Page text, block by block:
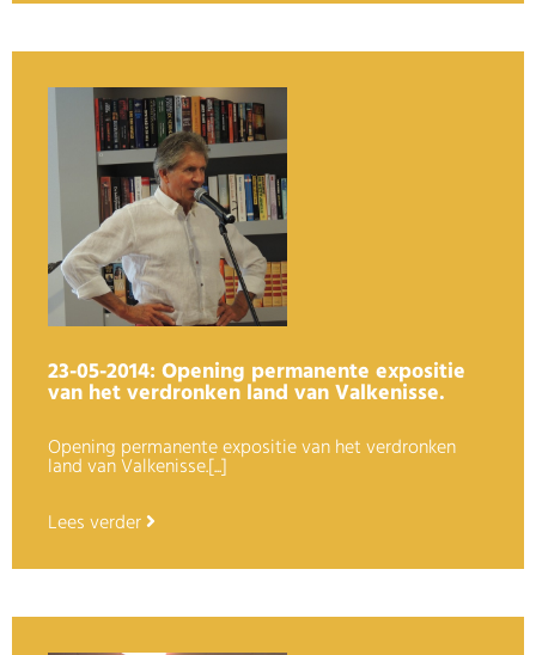
23-05-2014: Opening permanente expositie
van het verdronken land van Valkenisse.
Opening permanente expositie van het verdronken
land van Valkenisse.[...]
Lees verder